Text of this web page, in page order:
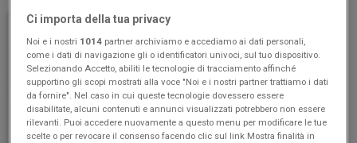
sui prodotti Elettronica
accuratamente selezionati
per offrirti siaqualità
convenienza.
Non perdere l'occasione:
sfoglia subito il volantino
Euronicsed scopri tutte le
Ci importa della tua privacy
Noi e i nostri 1014 partner archiviamo e accediamo ai dati personali,
come i dati di navigazione gli o identificatori univoci, sul tuo dispositivo.
Selezionando Accetto, abiliti le tecnologie di tracciamento affinché
supportino gli scopi mostrati alla voce "Noi e i nostri partner trattiamo i dati
da fornire". Nel caso in cui queste tecnologie dovessero essere
disabilitate, alcuni contenuti e annunci visualizzati potrebbero non essere
rilevanti. Puoi accedere nuovamente a questo menu per modificare le tue
scelte o per revocare il consenso facendo clic sul link Mostra finalità in